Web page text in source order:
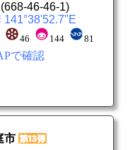
(668-46-46-1)
141°38'52.7"E
46 144 81
で確認
市